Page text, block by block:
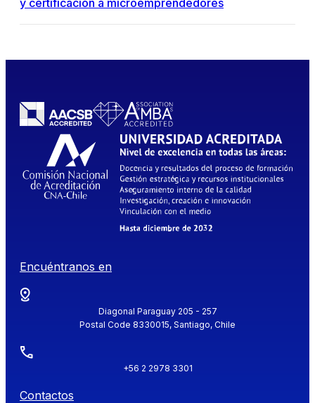
y certificación a microemprendedores
Encuéntranos en
Diagonal Paraguay 205 - 257
Postal Code 8330015, Santiago, Chile
+56 2 2978 3301
Contactos